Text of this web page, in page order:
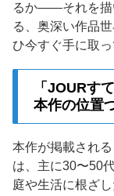
るか——それを描
る、奥深い作品
ひ今すぐ手に取っ
「JOURす
本作の位置
本作が掲載され
は、主に30〜50
庭や生活に根ざ